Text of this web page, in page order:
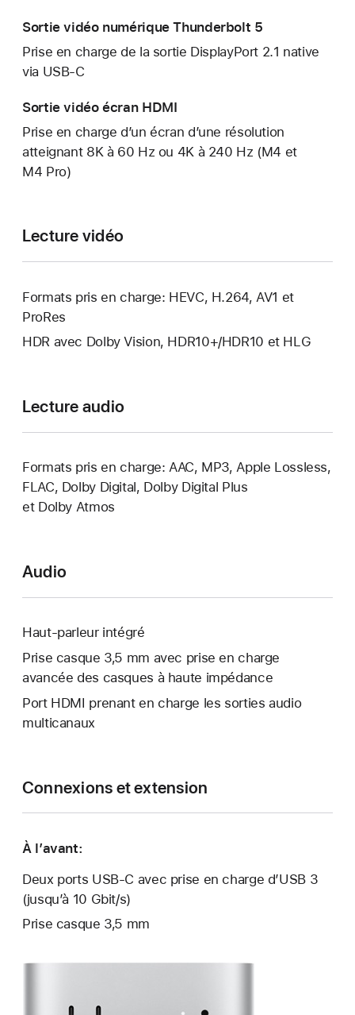
Sortie vidéo numérique Thunderbolt 5
Prise en charge de la sortie DisplayPort 2.1 native
via USB‑C
Sortie vidéo écran HDMI
Prise en charge d’un écran d’une résolu­tion
atteignant 8K à 60 Hz ou 4K à 240 Hz (M4 et
M4 Pro)
Lecture vidéo
Formats pris en charge: HEVC, H.264, AV1 et
ProRes
HDR avec Dolby Vision, HDR10+/HDR10 et HLG
Lecture audio
Formats pris en charge: AAC, MP3, Apple Lossless,
FLAC, Dolby Digital, Dolby Digital Plus
et Dolby Atmos
Audio
Haut-parleur intégré
Prise casque 3,5 mm avec prise en charge
avancée des casques à haute impédance
Port HDMI prenant en charge les sorties audio
multicanaux
Connexions et extension
À l’avant:
Deux ports USB-C avec prise en charge d’USB 3
(jusqu’à 10 Gbit/s)
Prise casque 3,5 mm